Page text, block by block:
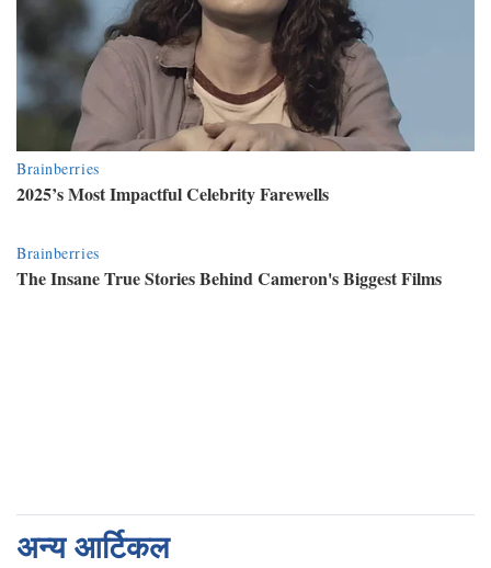
अन्य आर्टिकल